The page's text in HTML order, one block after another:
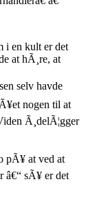
i en kult er det
at hÃ¸re, at
selv havde
nogen til at
Ã¸delÃ¦gger
pÃ¥ at ved at
â€“ sÃ¥ er det